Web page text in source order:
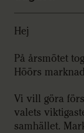
Hej
På årsmötet
Höörs
Vi vill göra
valets
samhället.